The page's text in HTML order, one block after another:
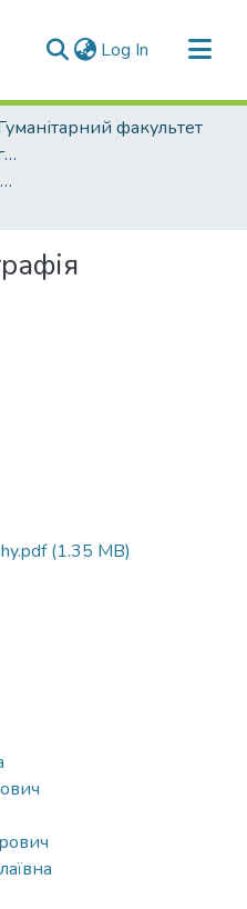
Log In (current)
факультет
Кафедра туристичного, готельного та ресторанного бізнесу (Кафедра ТГ та РБ)
Підручники, навчальні посібники кафедри ТГ та РБ
(1.35 MB)